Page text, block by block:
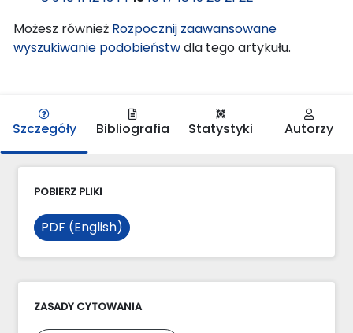
Możesz również Rozpocznij zaawansowane
wyszukiwanie podobieństwdla tego artykułu.
Szczegóły Bibliografia Statystyki Autorzy
POBIERZ PLIKI
PDF (English)
ZASADY CYTOWANIA